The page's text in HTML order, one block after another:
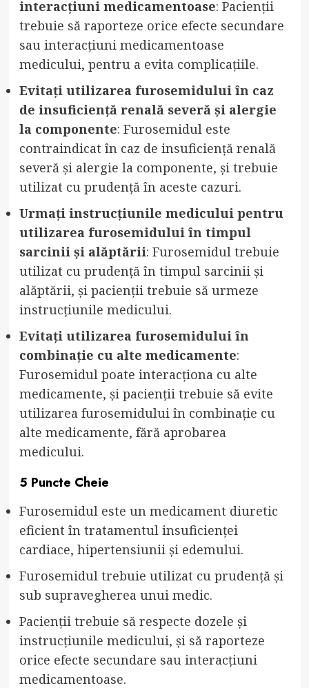
interacțiuni medicamentoase: Pacienții
trebuie să raporteze orice efecte secundare
sau interacțiuni medicamentoase
medicului, pentru a evita complicațiile.
Evitați utilizarea furosemidului în caz
de insuficiență renală severă și alergie
la componente: Furosemidul este
contraindicat în caz de insuficiență renală
severă și alergie la componente, și trebuie
utilizat cu prudență în aceste cazuri.
Urmați instrucțiunile medicului pentru
utilizarea furosemidului în timpul
sarcinii și alăptării: Furosemidul trebuie
utilizat cu prudență în timpul sarcinii și
alăptării, și pacienții trebuie să urmeze
instrucțiunile medicului.
Evitați utilizarea furosemidului în
combinație cu alte medicamente:
Furosemidul poate interacționa cu alte
medicamente, și pacienții trebuie să evite
utilizarea furosemidului în combinație cu
alte medicamente, fără aprobarea
medicului.
5 Puncte Cheie
Furosemidul este un medicament diuretic
eficient în tratamentul insuficienței
cardiace, hipertensiunii și edemului.
Furosemidul trebuie utilizat cu prudență și
sub supravegherea unui medic.
Pacienții trebuie să respecte dozele și
instrucțiunile medicului, și să raporteze
orice efecte secundare sau interacțiuni
medicamentoase.